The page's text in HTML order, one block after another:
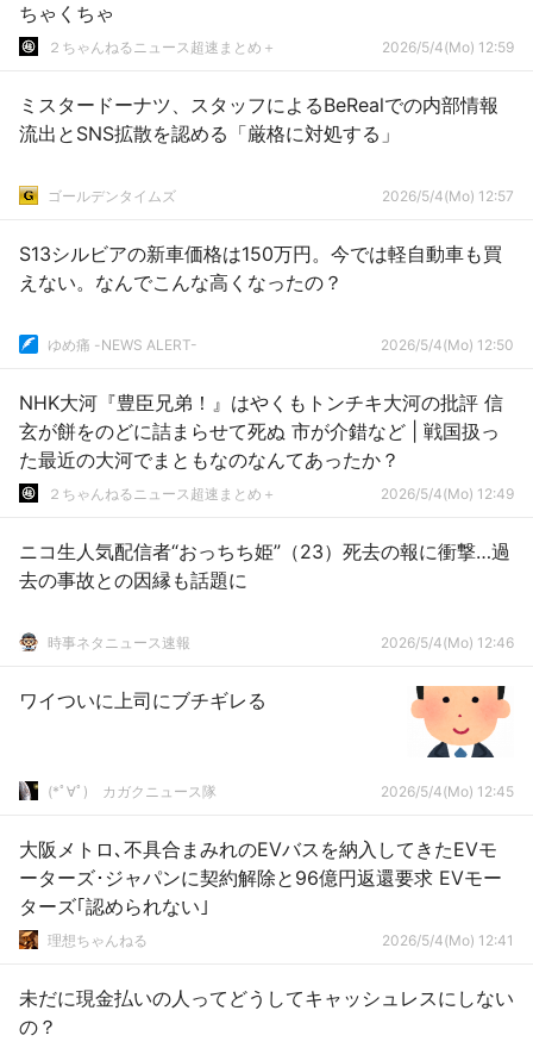
ちゃくちゃ
２ちゃんねるニュース超速まとめ＋ 2026/5/4(Mo) 12:59
ミスタードーナツ、スタッフによるBeRealでの内部情報
流出とSNS拡散を認める「厳格に対処する」
ゴールデンタイムズ 2026/5/4(Mo) 12:57
S13シルビアの新車価格は150万円。今では軽自動車も買
えない。なんでこんな高くなったの？
ゆめ痛 -NEWS ALERT- 2026/5/4(Mo) 12:50
NHK大河『豊臣兄弟！』はやくもトンチキ大河の批評 信
玄が餅をのどに詰まらせて死ぬ 市が介錯など | 戦国扱っ
た最近の大河でまともなのなんてあったか？
２ちゃんねるニュース超速まとめ＋ 2026/5/4(Mo) 12:49
ニコ生人気配信者“おっちち姫”（23）死去の報に衝撃…過
去の事故との因縁も話題に
時事ネタニュース速報 2026/5/4(Mo) 12:46
ワイついに上司にブチギレる
(*ﾟ∀ﾟ)ゞカガクニュース隊 2026/5/4(Mo) 12:45
大阪メトロ､不具合まみれのEVバスを納入してきたEVモ
ーターズ･ジャパンに契約解除と96億円返還要求 EVモー
ターズ｢認められない｣
理想ちゃんねる 2026/5/4(Mo) 12:41
未だに現金払いの人ってどうしてキャッシュレスにしない
の？